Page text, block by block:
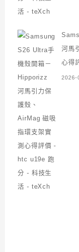
河馬
心得
2026-